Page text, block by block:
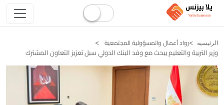
الرئيسيه رواد أعمال والمسؤولية المجتمعية
وزير التربية والتعليم يبحث مع وفد البنك الدولي سبل تعزيز التعاون المشترك